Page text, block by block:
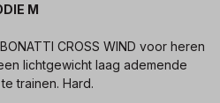
M
CROSS WIND voor heren
lichtgewicht laag ademende
trainen. Hard.